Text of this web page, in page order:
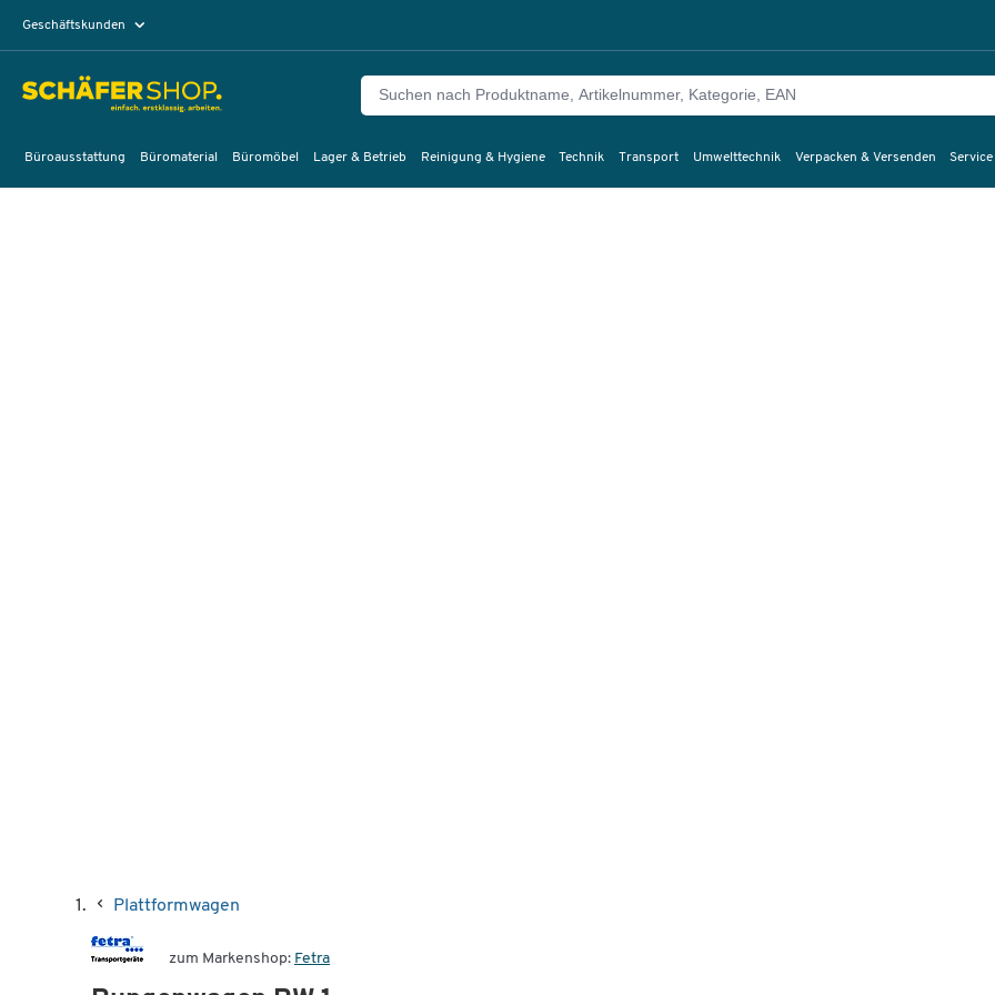
Geschäftskunden
Büroausstattung Büromaterial Büromöbel Lager & Betrieb Reinigung & Hygiene Technik Transport Umwelttechnik Verpacken & Versenden
Plattformwagen
zum Markenshop: Fetra